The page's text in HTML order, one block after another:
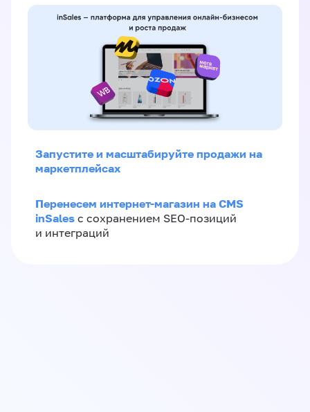
Запустите и масштабируйте продажи на
маркетплейсах
Перенесем интернет-магазин на CMS
inSales с сохранением SEO-позиций
и интеграций